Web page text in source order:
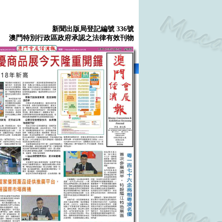
新聞出版局登記編號 336號
澳門特別行政區政府承認之法律有效刊物